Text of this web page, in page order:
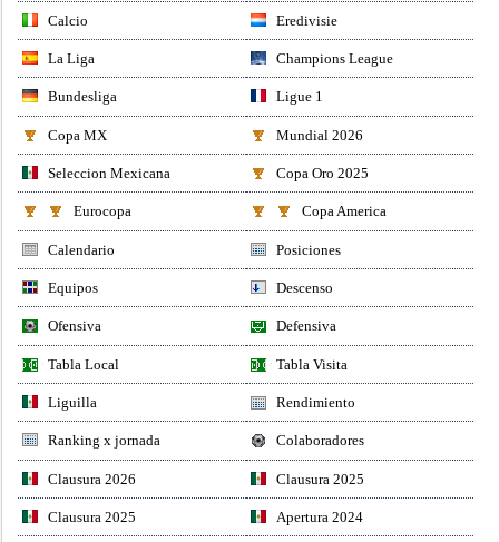
Calcio Eredivisie
La Liga Champions League
Bundesliga Ligue 1
Copa MX Mundial 2026
Seleccion Mexicana Copa Oro 2025
Eurocopa Copa America
Calendario Posiciones
Equipos Descenso
Ofensiva Defensiva
Tabla Local Tabla Visita
Liguilla Rendimiento
Ranking x jornada Colaboradores
Clausura 2026 Clausura 2025
Clausura 2025 Apertura 2024